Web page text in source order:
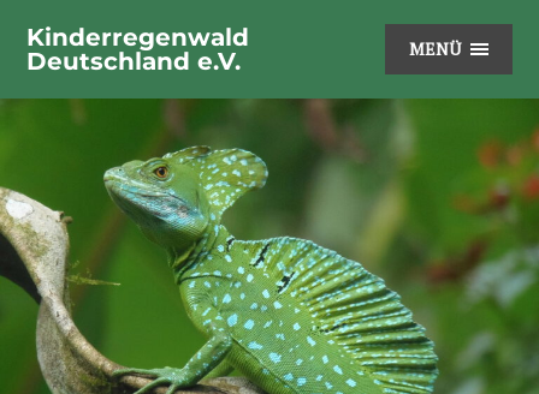
Kinderregenwald
Deutschland e.V.
MENÜ